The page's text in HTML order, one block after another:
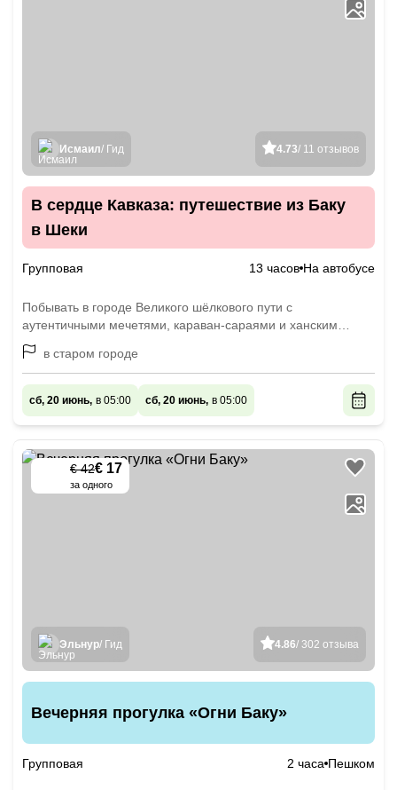
4.73/ 11 отзывов
Исмаил/ Гид
В сердце Кавказа: путешествие из Баку
в Шеки
Групповая 13 часов На автобусе
Побывать в городе Великого шёлкового пути с
аутентичными мечетями, караван-сараями и ханским
дворцом
в старом городе
сб, 20 июнь, в 05:00 сб, 20 июнь, в 05:00
€ 42€ 17
за одного
4.86/ 302 отзыва
Эльнур/ Гид
Вечерняя прогулка «Огни Баку»
Групповая 2 часа Пешком